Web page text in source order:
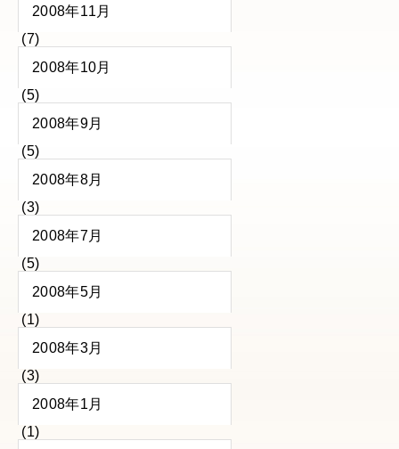
2008年11月
(7)
2008年10月
(5)
2008年9月
(5)
2008年8月
(3)
2008年7月
(5)
2008年5月
(1)
2008年3月
(3)
2008年1月
(1)